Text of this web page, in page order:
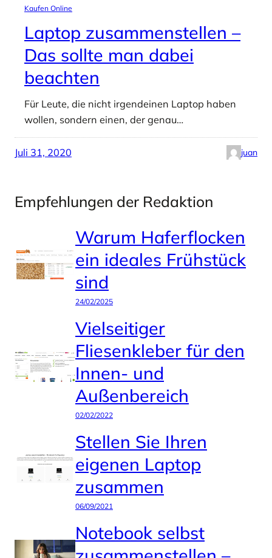
Kaufen Online
Laptop zusammenstellen –
Das sollte man dabei
beachten
Für Leute, die nicht irgendeinen Laptop haben
wollen, sondern einen, der genau…
Juli 31, 2020 juan
Empfehlungen der Redaktion
Warum Haferflocken
ein ideales Frühstück
sind
24/02/2025
Vielseitiger
Fliesenkleber für den
Innen- und
Außenbereich
02/02/2022
Stellen Sie Ihren
eigenen Laptop
zusammen
06/09/2021
Notebook selbst